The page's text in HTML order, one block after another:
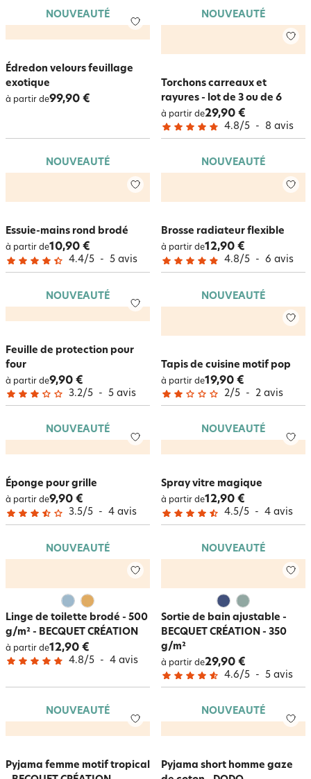
NOUVEAUTÉ
Édredon velours feuillage
exotique
à partir de99,90 €
NOUVEAUTÉ
Torchons carreaux et
rayures - lot de 3 ou de 6
à partir de29,90 €
4.8/5 - 8 avis
NOUVEAUTÉ
Essuie-mains rond brodé
à partir de10,90 €
4.4/5 - 5 avis
NOUVEAUTÉ
Brosse radiateur flexible
à partir de12,90 €
4.8/5 - 6 avis
NOUVEAUTÉ
Feuille de protection pour
four
à partir de9,90 €
3.2/5 - 5 avis
NOUVEAUTÉ
Tapis de cuisine motif pop
à partir de19,90 €
2/5 - 2 avis
NOUVEAUTÉ
Éponge pour grille
à partir de9,90 €
3.5/5 - 4 avis
NOUVEAUTÉ
Spray vitre magique
à partir de12,90 €
4.5/5 - 4 avis
NOUVEAUTÉ
Linge de toilette brodé - 500
g/m² - BECQUET CRÉATION
à partir de12,90 €
4.8/5 - 4 avis
NOUVEAUTÉ
Sortie de bain ajustable -
BECQUET CRÉATION - 350
g/m²
à partir de29,90 €
4.6/5 - 5 avis
NOUVEAUTÉ
Pyjama femme motif tropical
NOUVEAUTÉ
Pyjama short homme gaze